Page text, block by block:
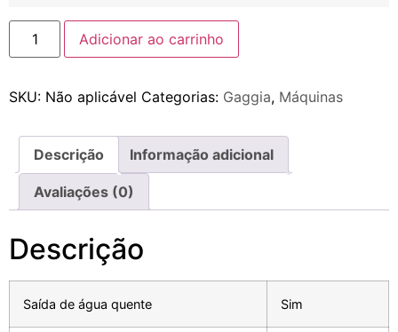
Adicionar ao carrinho
SKU: Não aplicável Categorias: Gaggia, Máquinas
Descrição Informação adicional
Avaliações (0)
Descrição
Saída de água quente Sim